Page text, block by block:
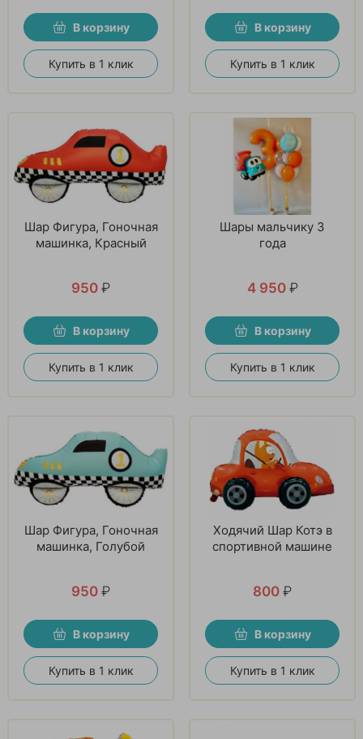
В корзину
Купить в 1 клик
В корзину
Купить в 1 клик
Шар Фигура, Гоночная
машинка, Красный
950 ₽
В корзину
Купить в 1 клик
Шары мальчику 3
года
4 950 ₽
В корзину
Купить в 1 клик
Шар Фигура, Гоночная
машинка, Голубой
950 ₽
В корзину
Купить в 1 клик
Ходячий Шар Котэ в
спортивной машине
800 ₽
В корзину
Купить в 1 клик